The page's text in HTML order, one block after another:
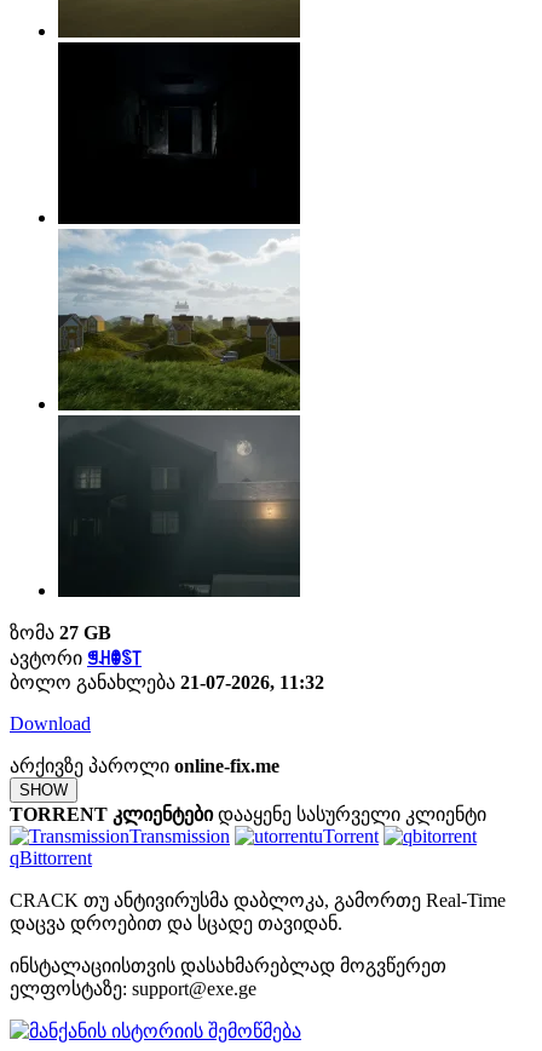
ზომა 27 GB
ავტორი ꁅꃅꂦꌗ꓄
ბოლო განახლება 21-07-2026, 11:32
Download
არქივზე პაროლი online-fix.me
SHOW
TORRENT კლიენტები დააყენე სასურველი კლიენტი
Transmission
uTorrent
qBittorrent
CRACK თუ ანტივირუსმა დაბლოკა, გამორთე Real-Time
დაცვა დროებით და სცადე თავიდან.
ინსტალაციისთვის დასახმარებლად მოგვწერეთ
ელფოსტაზე: support@exe.ge